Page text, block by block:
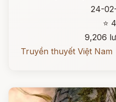
24-
⭐
9,206
Truyền thuyết Việt Nam